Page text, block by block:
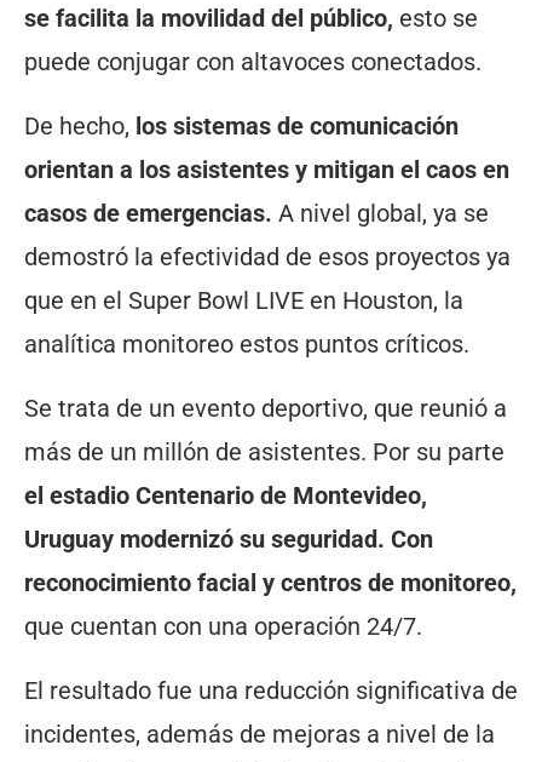
se facilita la movilidad del público, esto se
puede conjugar con altavoces conectados.
De hecho, los sistemas de comunicación
orientan a los asistentes y mitigan el caos en
casos de emergencias. A nivel global, ya se
demostró la efectividad de esos proyectos ya
que en el Super Bowl LIVE en Houston, la
analítica monitoreo estos puntos críticos.
Se trata de un evento deportivo, que reunió a
más de un millón de asistentes. Por su parte
el estadio Centenario de Montevideo,
Uruguay modernizó su seguridad. Con
reconocimiento facial y centros de monitoreo,
que cuentan con una operación 24/7.
El resultado fue una reducción significativa de
incidentes, además de mejoras a nivel de la